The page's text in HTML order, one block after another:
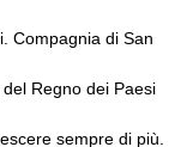
Compagnia di San
Regno dei Paesi
sempre di più.